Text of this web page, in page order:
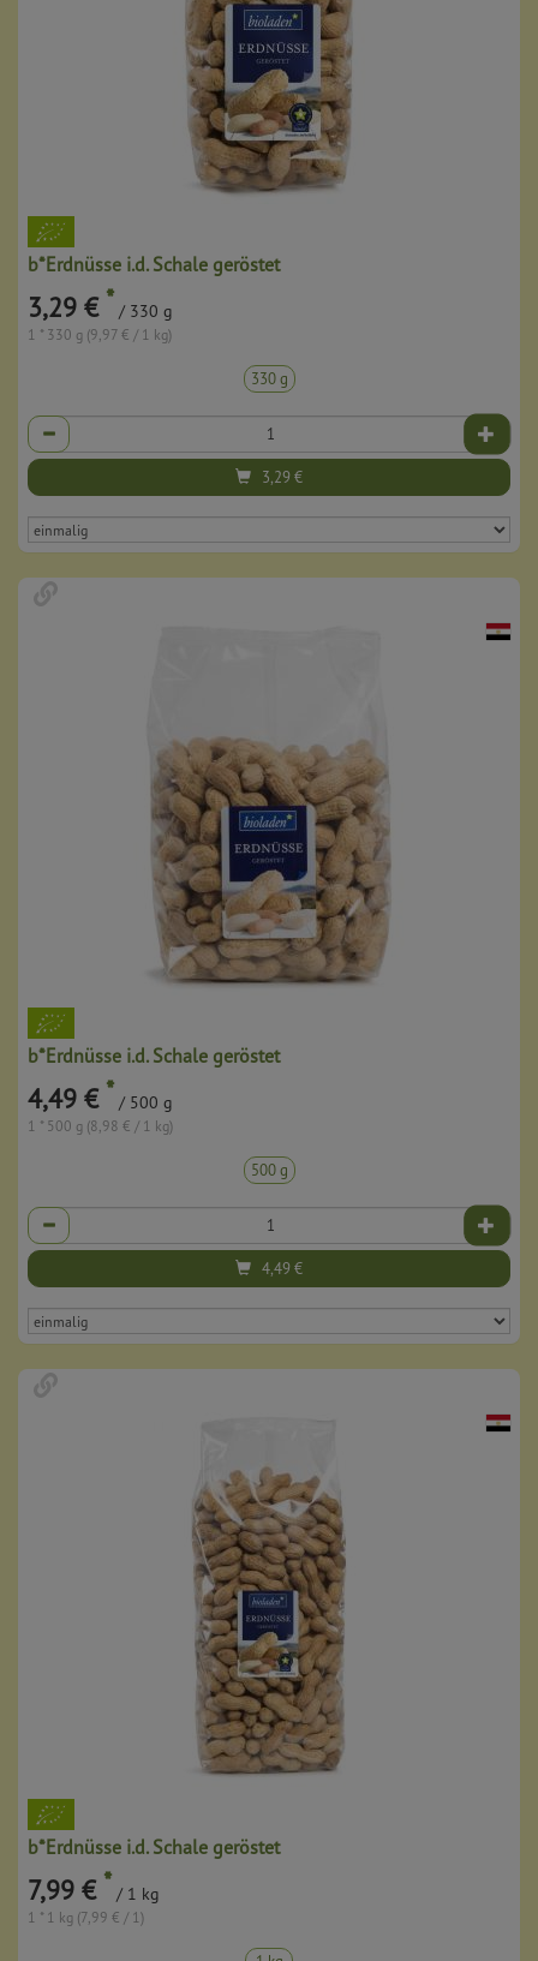
b*Erdnüsse i.d. Schale geröstet
3,29 € * / 330 g
1 * 330 g (9,97 € / 1 kg)
330 g
Anzahl
3,29€
b*Erdnüsse i.d. Schale geröstet
4,49 € * / 500 g
1 * 500 g (8,98 € / 1 kg)
500 g
Anzahl
4,49€
b*Erdnüsse i.d. Schale geröstet
7,99 € * / 1 kg
1 * 1 kg (7,99 € / 1)